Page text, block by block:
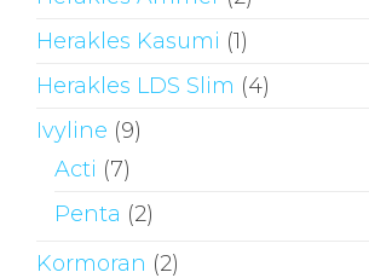
Herakles Kasumi (1)
Herakles LDS Slim (4)
Ivyline (9)
Acti (7)
Penta (2)
Kormoran (2)